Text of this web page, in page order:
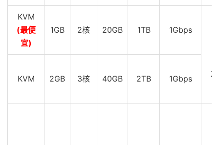
KVM
(最便
宜)
1GB 2核 20GB 1TB 1Gbps
KVM 2GB 3核 40GB 2TB 1Gbps